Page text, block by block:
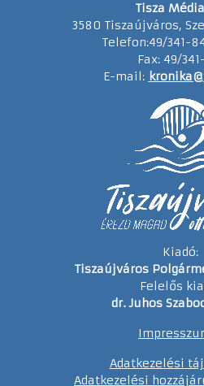
Tisza
3580 Tiszaújváros,
Telefon:49/341-
Fax: 49/
E-mail:
Kiadó:
Tiszaújváros
Felelős
dr. Juhos
Adatkezelési
Adatkezelési